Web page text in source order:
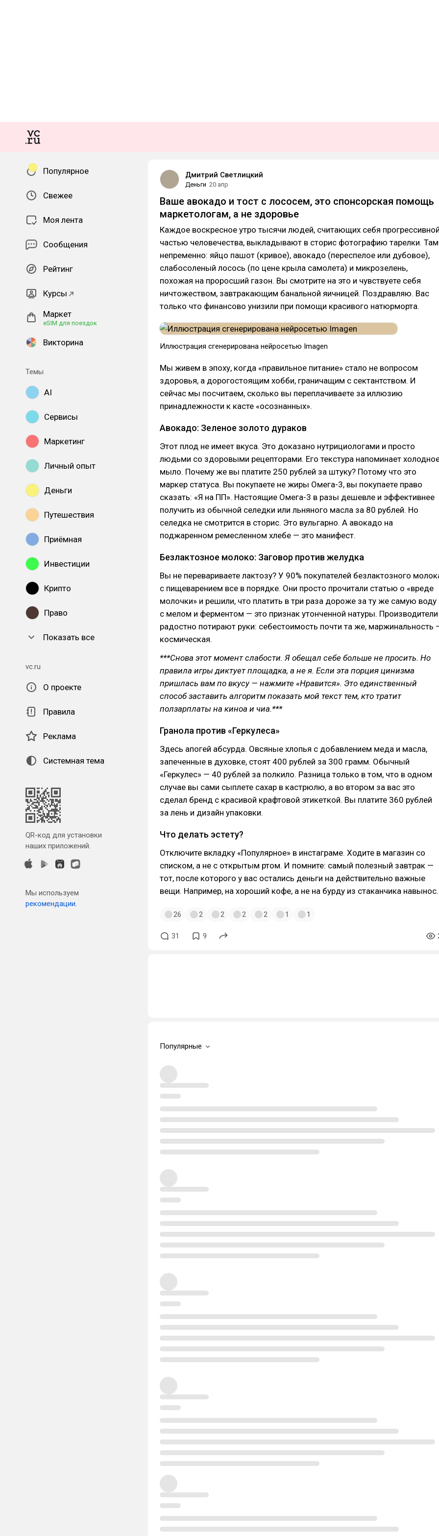
Популярное
Свежее
Моя лента
Сообщения
Рейтинг
Курсы
Маркет
eSIM для поездок
Викторина
Темы
AI
Сервисы
Маркетинг
Личный опыт
Деньги
Путешествия
Приёмная
Инвестиции
Крипто
Право
Показать все
vc.ru
О проекте
Правила
Реклама
Системная тема
QR-код для установки
наших приложений.
Мы используем
рекомендации.
Дмитрий Светлицкий
Деньги 20 апр
Ваше авокадо и тост с лососем, это спонсорская помощь
маркетологам, а не здоровье
Каждое воскресное утро тысячи людей, считающих себя
частью человечества, выкладывают в сторис фотографию тарелки. Там
непременно: яйцо пашот (кривое), авокадо (переспелое или дубовое),
слабосоленый лосось (по цене крыла самолета) и микрозелень,
похожая на проросший газон. Вы смотрите на это и чувствуете себя
ничтожеством, завтракающим банальной яичницей. Поздравляю. Вас
только что финансово унизили при помощи красивого натюрморта.
Иллюстрация сгенерирована нейросетью Imagen
Мы живем в эпоху, когда «правильное питание» стало не вопросом
здоровья, а дорогостоящим хобби, граничащим с сектантством. И
сейчас мы посчитаем, сколько вы переплачиваете за иллюзию
принадлежности к касте «осознанных».
Авокадо: Зеленое золото дураков
Этот плод не имеет вкуса. Это доказано нутрициологами и просто
людьми со здоровыми рецепторами. Его текстура напоминает
мыло. Почему же вы платите 250 рублей за штуку? Потому что это
маркер статуса. Вы покупаете не жиры Омега-3, вы покупаете право
сказать: «Я на ПП». Настоящие Омега-3 в разы дешевле и эффективнее
получить из обычной селедки или льняного масла за 80 рублей. Но
селедка не смотрится в сторис. Это вульгарно. А авокадо на
поджаренном ремесленном хлебе — это манифест.
Безлактозное молоко: Заговор против желудка
Вы не перевариваете лактозу? У 90% покупателей безлактозного
с пищеварением все в порядке. Они просто прочитали статью о «вреде
молочки» и решили, что платить в три раза дороже за ту же самую воду
с мелом и ферментом — это признак утонченной натуры. Производители
радостно потирают руки: себестоимость почти та же, маржинальность
космическая.
***Снова этот момент слабости. Я обещал себе больше не просить. Но
правила игры диктует площадка, а не я. Если эта порция цинизма
пришлась вам по вкусу — нажмите «Нравится». Это единственный
способ заставить алгоритм показать мой текст тем, кто тратит
ползарплаты на киноа и чиа.***
Гранола против «Геркулеса»
Здесь апогей абсурда. Овсяные хлопья с добавлением меда и масла,
запеченные в духовке, стоят 400 рублей за 300 грамм. Обычный
«Геркулес» — 40 рублей за полкило. Разница только в том, что в одном
случае вы сами сыплете сахар в кастрюлю, а во втором за вас это
сделал бренд с красивой крафтовой этикеткой. Вы платите 360 рублей
за лень и дизайн упаковки.
Что делать эстету?
Отключите вкладку «Популярное» в инстаграме. Ходите в магазин со
списком, а не с открытым ртом. И помните: самый полезный завтрак —
тот, после которого у вас остались деньги на действительно важные
вещи. Например, на хороший кофе, а не на бурду из стаканчика навынос.
26 2 2 2 2 1 1
31 9
Популярные